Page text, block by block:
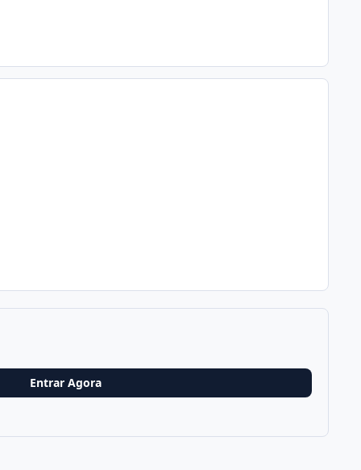
Entrar Agora